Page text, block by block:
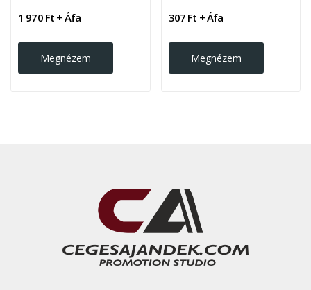
1 970 Ft + Áfa
Megnézem
307 Ft + Áfa
Megnézem